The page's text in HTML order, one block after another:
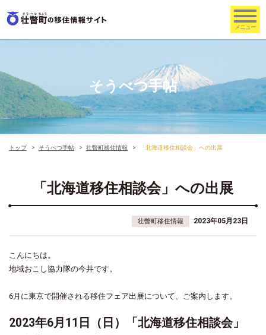
そうべつ手帖
トップ そうべつ手帖 壮瞥町移住情報 「北海道移住相談会」への出展
「北海道移住相談会」への出展
壮瞥町移住情報 2023年05月23日
こんにちは。
地域おこし協力隊の今井です。
6月に東京で開催される移住フェア出展について、ご案内します。
2023年6月11日（日）「北海道移住相談会」